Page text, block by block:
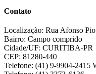
Contato
Localização: Rua Afonso
Bairro: Campo comprido
Cidade/UF: CURITIBA-PR
CEP: 81280-440
Telefone: (41) 9-9904-2415